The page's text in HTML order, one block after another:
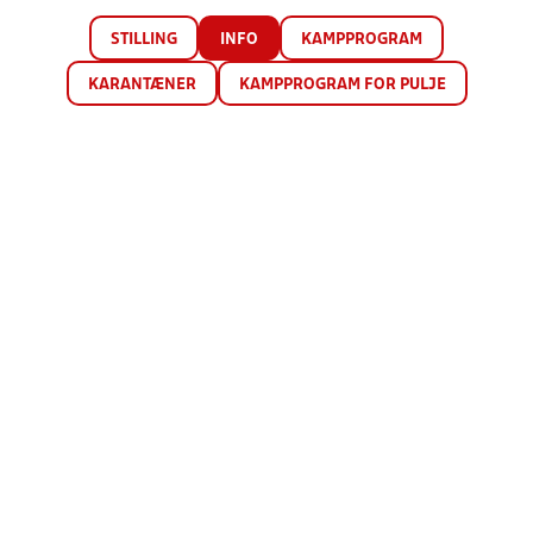
STILLING INFO KAMPPROGRAM
KARANTÆNER KAMPPROGRAM FOR PULJE